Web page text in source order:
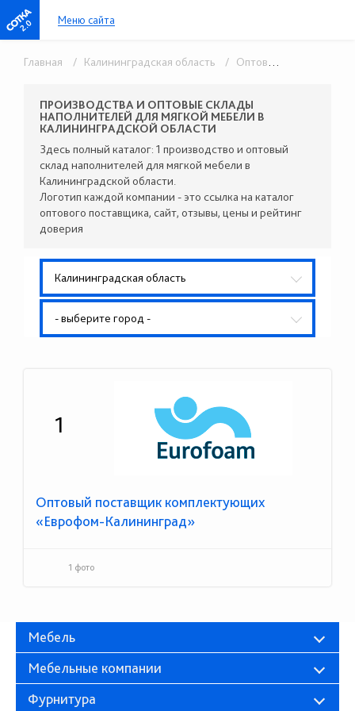
2.0 Меню сайта
Главная / Калининградская область / Оптовые поставщики комплектующих
ПРОИЗВОДСТВА И ОПТОВЫЕ СКЛАДЫ
НАПОЛНИТЕЛЕЙ ДЛЯ МЯГКОЙ МЕБЕЛИ В
КАЛИНИНГРАДСКОЙ ОБЛАСТИ
Здесь полный каталог: 1 производство и оптовый
склад наполнителей для мягкой мебели в
Калининградской области.
Логотип каждой компании - это ссылка на каталог
оптового поставщика, сайт, отзывы, цены и рейтинг
доверия
Калининградская область
- выберите город -
1
Оптовый поставщик комплектующих
«Еврофом-Калининград»
1 фото
Мебель
Мебельные компании
Фурнитура